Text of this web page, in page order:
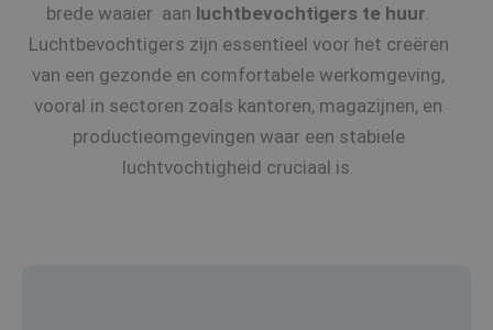
brede waaier aan luchtbevochtigers te huur.
Luchtbevochtigers zijn essentieel voor het creëren
van een gezonde en comfortabele werkomgeving,
vooral in sectoren zoals kantoren, magazijnen, en
productieomgevingen waar een stabiele
luchtvochtigheid cruciaal is.